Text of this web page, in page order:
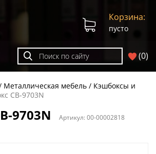
(0)
Корзина:
пусто
Металлическая мебель
Кэшбоксы и
СВ-9703N
9703N Артикул:00-00002818